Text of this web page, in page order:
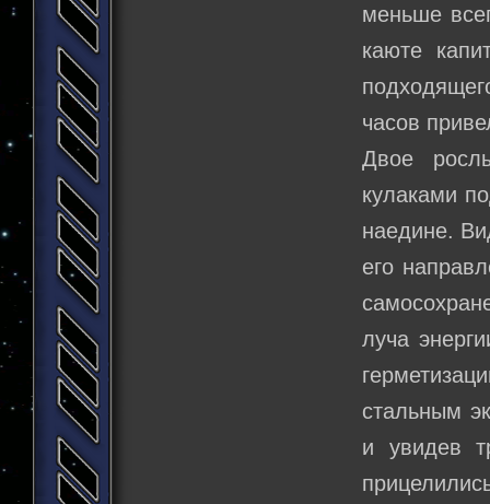
меньше
каюте
часов
Двое
кулаками
наедине.
его
луча
стальным
и увидев